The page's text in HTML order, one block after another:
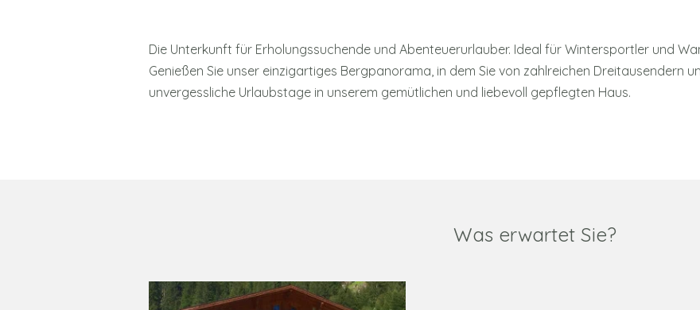
Die Unterkunft für Erholungssuchende und Abenteuerurlauber. Ideal für Wintersportler und
Genießen Sie unser einzigartiges Bergpanorama, in dem Sie von zahlreichen Dreitausendern
unvergessliche Urlaubstage in unserem gemütlichen und liebevoll gepflegten Haus.
Was erwartet Sie?